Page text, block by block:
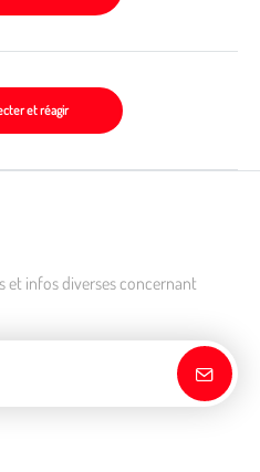
et réagir
et infos diverses concernant